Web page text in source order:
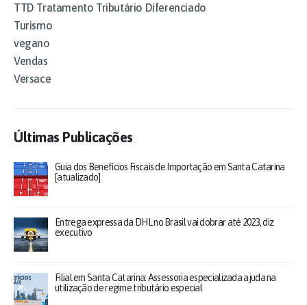
TTD Tratamento Tributário Diferenciado
Turismo
vegano
Vendas
Versace
Últimas Publicações
Guia dos Benefícios Fiscais de Importação em Santa Catarina
[atualizado]
Entrega expressa da DHL no Brasil vai dobrar até 2023, diz
executivo
Filial em Santa Catarina: Assessoria especializada ajuda na
utilização de regime tributário especial